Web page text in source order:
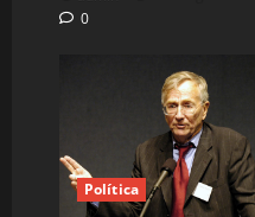
0
Política